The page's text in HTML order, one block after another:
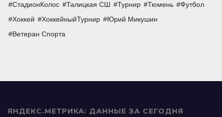
СтадионКолос
Талицкая СШ Турнир Тюмень
Футбол
Хоккей
ХоккейныйТурнир
Юрий Микушин
Ветеран Спорта
ЯНДЕКС.МЕТРИКА: ДАННЫЕ ЗА СЕГОДНЯ